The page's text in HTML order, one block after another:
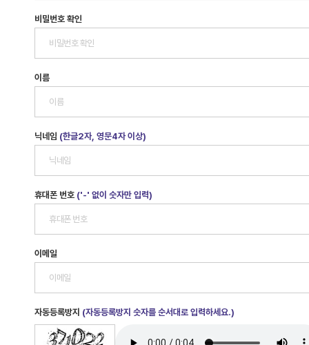
비밀번호 확인
이름
닉네임 (한글2자, 영문4자 이상)
휴대폰 번호 ('-' 없이 숫자만 입력)
이메일
자동등록방지 (자동등록방지 숫자를 순서대로 입력하세요.)